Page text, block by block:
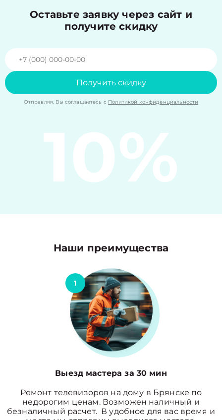
Оставьте заявку через сайт и
получите скидку
Получить скидку
Отправляя, Вы соглашаетесь с Политикой конфиденциальности
10%
Наши преимущества
1
Выезд мастера за 30 мин
Ремонт телевизоров на дому в Брянске по
недорогим ценам. Возможен наличный и
безналичный расчет. В удобное для вас время и